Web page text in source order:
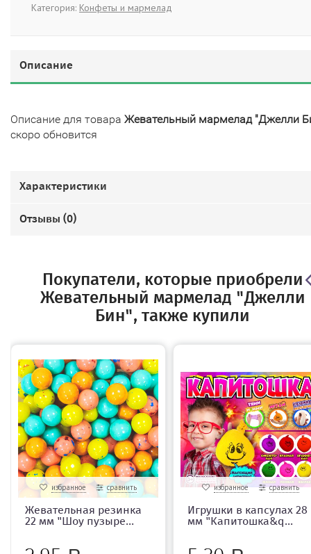
Категория: Конфеты и мармелад
Описание
Описание для товара Жевательный мармелад "Джелли
скоро обновится
Характеристики
Отзывы (0)
Покупатели, которые приобрели
Жевательный мармелад "Джелли
Бин", также купили
избранное сравнить
Жевательная резинка
22 мм "Шоу пузыре...
избранное сравнить
Игрушки в капсулах 28
мм "Капитошка&q...